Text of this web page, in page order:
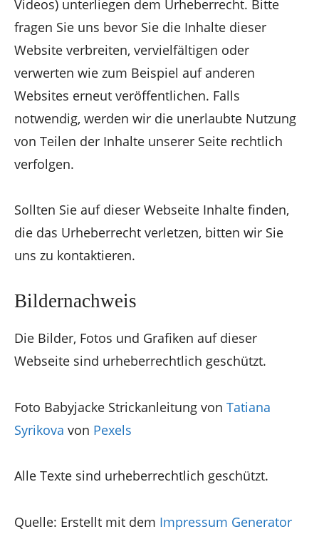
Videos) unterliegen dem Urheberrecht. Bitte
fragen Sie uns bevor Sie die Inhalte dieser
Website verbreiten, vervielfältigen oder
verwerten wie zum Beispiel auf anderen
Websites erneut veröffentlichen. Falls
notwendig, werden wir die unerlaubte Nutzung
von Teilen der Inhalte unserer Seite rechtlich
verfolgen.
Sollten Sie auf dieser Webseite Inhalte finden,
die das Urheberrecht verletzen, bitten wir Sie
uns zu kontaktieren.
Bildernachweis
Die Bilder, Fotos und Grafiken auf dieser
Webseite sind urheberrechtlich geschützt.
Foto Babyjacke Strickanleitung von Tatiana
Syrikova von Pexels
Alle Texte sind urheberrechtlich geschützt.
Quelle: Erstellt mit dem Impressum Generator